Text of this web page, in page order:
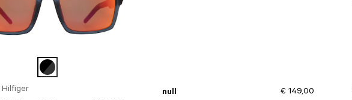
Hilfiger
null € 149,00